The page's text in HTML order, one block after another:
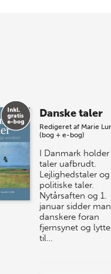
Danske taler
Redigeret af Marie
(bog + e-bog)
I Danmark holder
taler uafbrudt.
Lejlighedstaler og
politiske taler.
Nytårsaften og 1.
januar sidder
danskere foran
fjernsynet og
til…